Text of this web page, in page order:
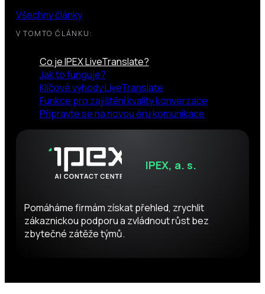
Všechny články
V TOMTO ČLÁNKU:
Co je IPEX LiveTranslate?
Jak to funguje?
Klíčové výhody LiveTranslate
Funkce pro zajištění kvality konverzace
Připravte se na novou éru komunikace
Pomáháme firmám získat přehled, zrychlit
zákaznickou podporu a zvládnout růst bez
zbytečné zátěže týmů.
IPEX, a. s.